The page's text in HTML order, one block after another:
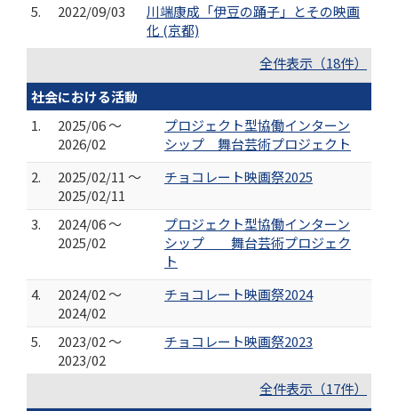
5.
2022/09/03
川端康成「伊豆の踊子」とその映画
化 (京都)
全件表示（18件）
社会における活動
1.
2025/06 ～
2026/02
プロジェクト型協働インターン
シップ 舞台芸術プロジェクト
2.
2025/02/11 ～
2025/02/11
チョコレート映画祭2025
3.
2024/06 ～
2025/02
プロジェクト型協働インターン
シップ 舞台芸術プロジェク
ト
4.
2024/02 ～
2024/02
チョコレート映画祭2024
5.
2023/02 ～
2023/02
チョコレート映画祭2023
全件表示（17件）